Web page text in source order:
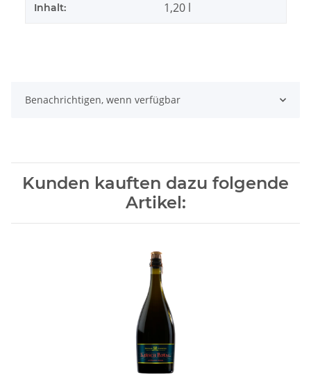
Inhalt: 1,20 l
Benachrichtigen, wenn verfügbar
Kunden kauften dazu folgende
Artikel: